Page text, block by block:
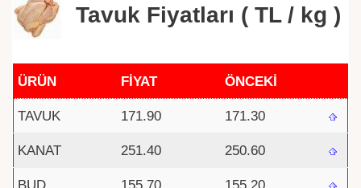
Tavuk Fiyatları ( TL / kg )
ÜRÜN FİYAT ÖNCEKİ
TAVUK 171.90 171.30
KANAT 251.40 250.60
BUD 155.70 155.20